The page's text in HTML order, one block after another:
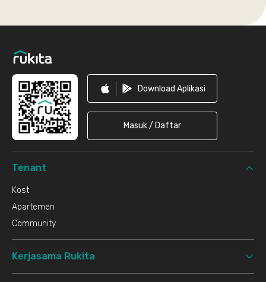
Download Aplikasi
Masuk / Daftar
Tenant
Kost
Apartemen
Community
Kerjasama Rukita